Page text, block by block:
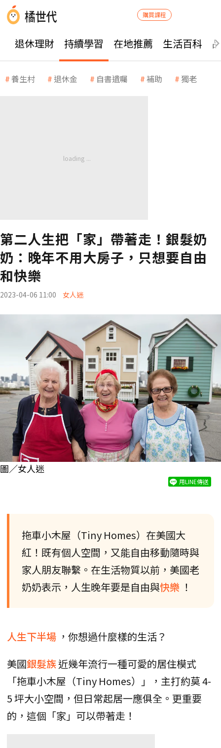
購買課程
退休理財 持續學習 在地推薦 生活百科
養生村 退休金 自書遺囑 補助 獨老
第二人生把「家」帶著走！銀髮奶
奶：晚年不用大房子，只想要自由
和快樂
2023-04-06 11:00 女人迷
圖／女人迷
用LINE傳送
拖車小木屋（Tiny Homes）在美國大
紅！既有個人空間，又能自由移動隨時與
家人朋友聯繫。在生活物質以前，美國老
奶奶表示，人生晚年要是自由與快樂 ！
人生下半場 ，你想過什麼樣的生活？
美國銀髮族近幾年流行一種可愛的居住模式
「拖車小木屋（Tiny Homes）」，主打約莫 4-
5 坪大小空間，但日常起居一應俱全。更重要
的，這個「家」可以帶著走！